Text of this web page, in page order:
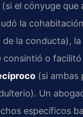
(si el cónyuge que
la
la conducta), la
consintió o
(si ambas
Un
específicos